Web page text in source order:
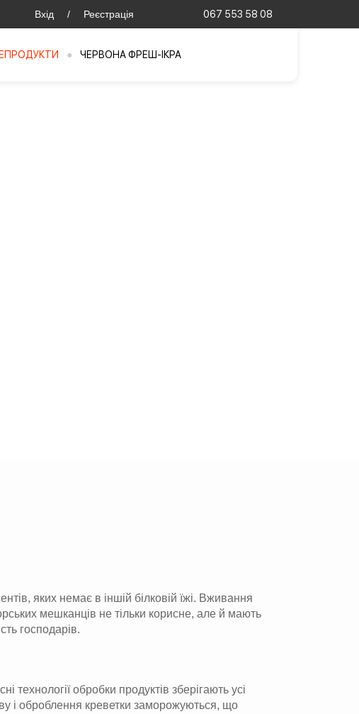
Вхід / Реєстрація 067 553 58 08
● ЧЕРВОНА ФРЕШ-ІКРА
яких немає в іншій білковій їжі. Вживання
мешканців не тільки корисне, але й мають
господарів.
обробки продуктів зберігають усі
і оброблення креветки заморожуються, що